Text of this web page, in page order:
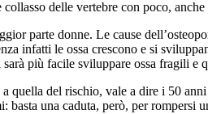
delle vertebre con poco,
parte donne. Le cause
infatti le ossa crescono e si
più facile sviluppare ossa fragili e
quella del rischio, vale a dire i 50
una caduta, però, per rompersi